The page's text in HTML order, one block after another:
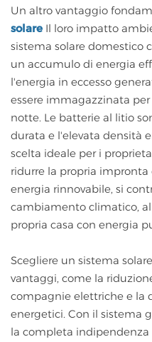
Un altro vantaggio
solare Il loro impatto
sistema solare domestico
un accumulo di energia
l'energia in eccesso
essere immagazzinata
notte. Le batterie al litio
durata e l'elevata densità
scelta ideale per i
ridurre la propria
energia rinnovabile, si
cambiamento climatico,
propria casa con energia
Scegliere un sistema
vantaggi, come la
compagnie elettriche e la
energetici. Con il sistema
la completa